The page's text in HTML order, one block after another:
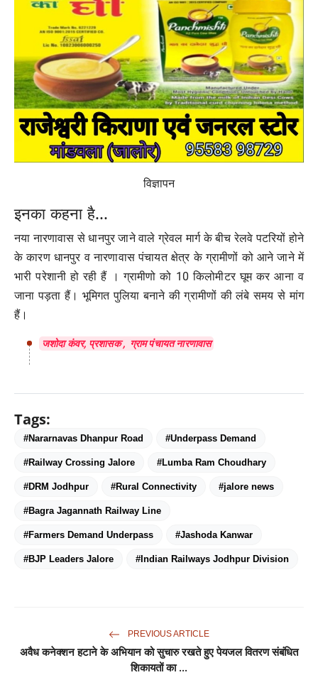
विज्ञापन
इनका कहना है...
नया नारणावास से धानपुर जाने वाले ग्रेवल मार्ग के बीच रेलवे पटरियों होने
के कारण धानपुर व नारणावास पंचायत क्षेत्र के ग्रामीणों को आने जाने में
भारी परेशानी हो रही हैं । ग्रामीणो को 10 किलोमीटर घूम कर आना व
जाना पड़ता हैं। भूमिगत पुलिया बनाने की ग्रामीणों की लंबे समय से मांग
हैं।
जशोदा कंवर, प्रशासक , ग्राम पंचायत नारणावास
Tags:
#Nararnavas Dhanpur Road #Underpass Demand
#Railway Crossing Jalore #Lumba Ram Choudhary
#DRM Jodhpur #Rural Connectivity #jalore news
#Bagra Jagannath Railway Line
#Farmers Demand Underpass #Jashoda Kanwar
#BJP Leaders Jalore #Indian Railways Jodhpur Division
PREVIOUS ARTICLE
अवैध कनेक्शन हटाने के अभियान को सुचारु रखते हुए पेयजल वितरण संबंधित
शिकायतों का ...